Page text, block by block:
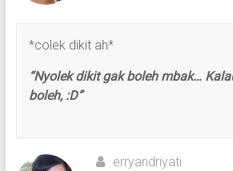
*colek dikit ah*
“Nyolek dikit gak boleh mbak…
boleh, :D”
erryandriyati